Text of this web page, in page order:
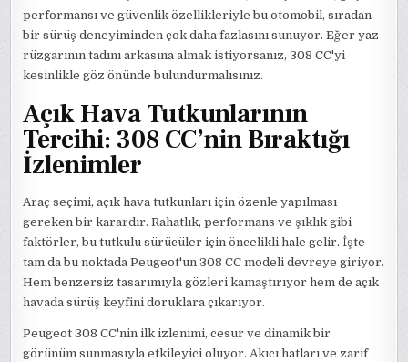
performansı ve güvenlik özellikleriyle bu otomobil, sıradan
bir sürüş deneyiminden çok daha fazlasını sunuyor. Eğer yaz
rüzgarının tadını arkasına almak istiyorsanız, 308 CC'yi
kesinlikle göz önünde bulundurmalısınız.
Açık Hava Tutkunlarının
Tercihi: 308 CC’nin Bıraktığı
İzlenimler
Araç seçimi, açık hava tutkunları için özenle yapılması
gereken bir karardır. Rahatlık, performans ve şıklık gibi
faktörler, bu tutkulu sürücüler için öncelikli hale gelir. İşte
tam da bu noktada Peugeot'un 308 CC modeli devreye giriyor.
Hem benzersiz tasarımıyla gözleri kamaştırıyor hem de açık
havada sürüş keyfini doruklara çıkarıyor.
Peugeot 308 CC'nin ilk izlenimi, cesur ve dinamik bir
görünüm sunmasıyla etkileyici oluyor. Akıcı hatları ve zarif